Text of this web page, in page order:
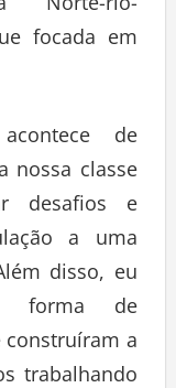
Norte-rio-
focada em
de
nossa classe
desafios e
a uma
disso, eu
forma de
construíram a
trabalhando